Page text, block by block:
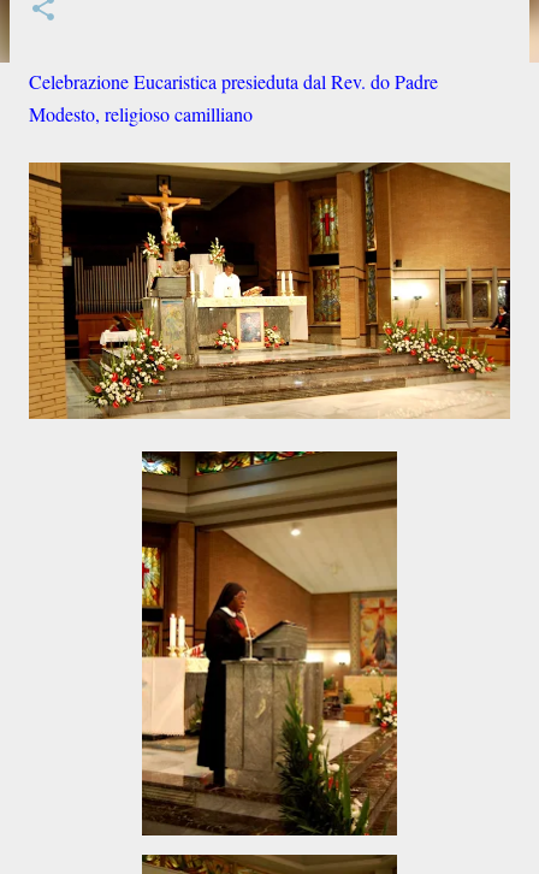
Celebrazione Eucaristica presieduta dal Rev. do Padre
Modesto, religioso camilliano